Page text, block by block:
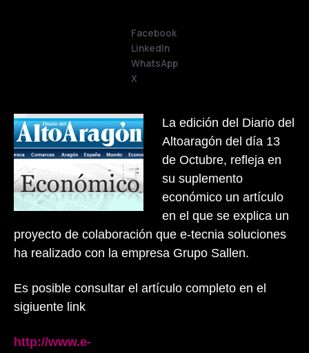
Facebook
LinkedIn
WhatsApp
X
La edición del Diario del
Altoaragón del día 13
de Octubre, refleja en
su suplemento
económico un artículo
en el que se explica un
proyecto de colaboración que e-tecnia soluciones
ha realizado con la empresa Grupo Sallen.
Es posible consultar el artículo completo en el
sigiuente link
http://www.e-